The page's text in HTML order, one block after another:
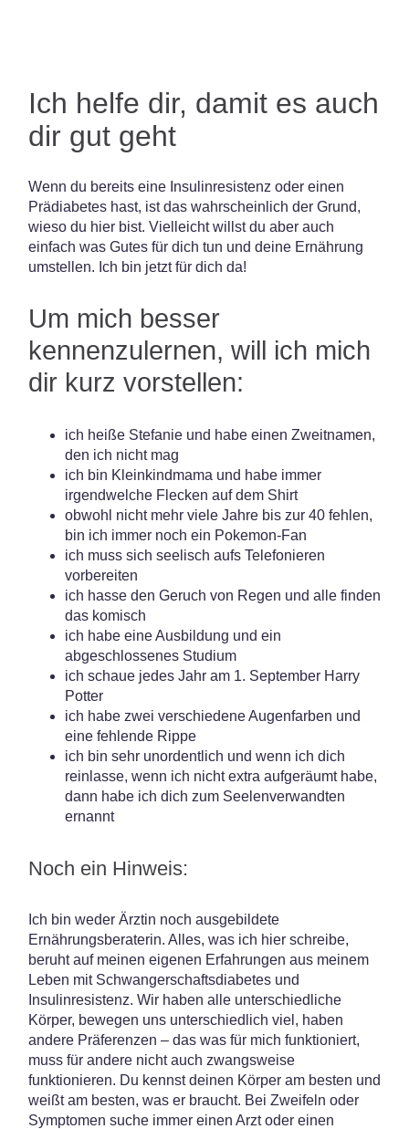
Ich helfe dir, damit es auch
dir gut geht
Wenn du bereits eine Insulinresistenz oder einen
Prädiabetes hast, ist das wahrscheinlich der Grund,
wieso du hier bist. Vielleicht willst du aber auch
einfach was Gutes für dich tun und deine Ernährung
umstellen. Ich bin jetzt für dich da!
Um mich besser
kennenzulernen, will ich mich
dir kurz vorstellen:
ich heiße Stefanie und habe einen Zweitnamen,
den ich nicht mag
ich bin Kleinkindmama und habe immer
irgendwelche Flecken auf dem Shirt
obwohl nicht mehr viele Jahre bis zur 40 fehlen,
bin ich immer noch ein Pokemon-Fan
ich muss sich seelisch aufs Telefonieren
vorbereiten
ich hasse den Geruch von Regen und alle finden
das komisch
ich habe eine Ausbildung und ein
abgeschlossenes Studium
ich schaue jedes Jahr am 1. September Harry
Potter
ich habe zwei verschiedene Augenfarben und
eine fehlende Rippe
ich bin sehr unordentlich und wenn ich dich
reinlasse, wenn ich nicht extra aufgeräumt habe,
dann habe ich dich zum Seelenverwandten
ernannt
Noch ein Hinweis:
Ich bin weder Ärztin noch ausgebildete
Ernährungsberaterin. Alles, was ich hier schreibe,
beruht auf meinen eigenen Erfahrungen aus meinem
Leben mit Schwangerschaftsdiabetes und
Insulinresistenz. Wir haben alle unterschiedliche
Körper, bewegen uns unterschiedlich viel, haben
andere Präferenzen – das was für mich funktioniert,
muss für andere nicht auch zwangsweise
funktionieren. Du kennst deinen Körper am besten und
weißt am besten, was er braucht. Bei Zweifeln oder
Symptomen suche immer einen Arzt oder einen